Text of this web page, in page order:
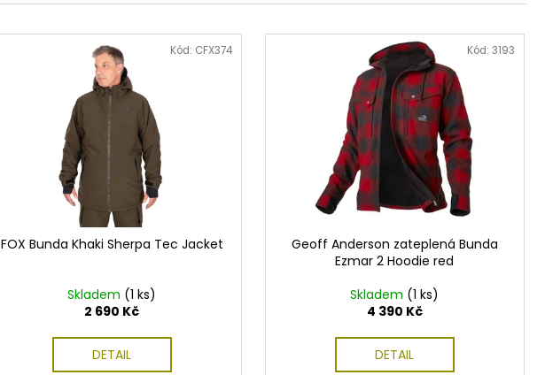
FOX Bunda Khaki Sherpa Tec Jacket
Skladem (1 ks)
2 690 Kč
DETAIL
Kód: CFX374
Geoff Anderson zateplená Bunda
Ezmar 2 Hoodie red
Skladem (1 ks)
4 390 Kč
DETAIL
Kód: 3193